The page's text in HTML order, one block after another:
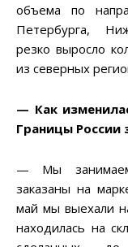
объема по
Петербурга,
резко выросло
из северных
— Как
Границы России
— Мы
заказаны на
май мы выехали
находилась на